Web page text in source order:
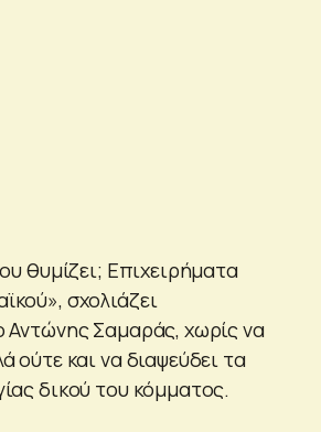
θυμίζει; Επιχειρήματα
σχολιάζει
Αντώνης Σαμαράς, χωρίς να
ούτε και να διαψεύδει τα
δικού του κόμματος.